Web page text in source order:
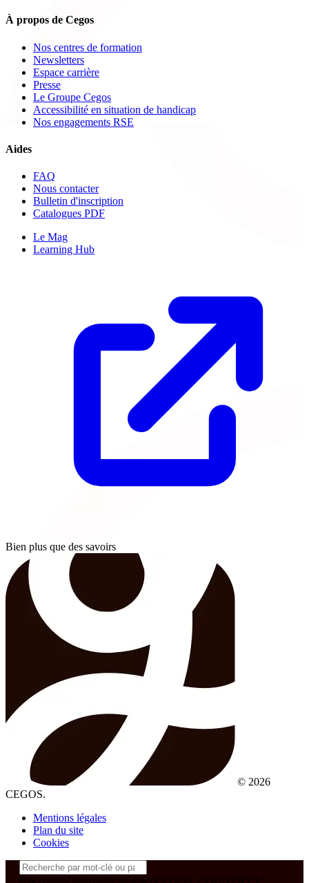
À propos de Cegos
Nos centres de formation
Newsletters
Espace carrière
Presse
Le Groupe Cegos
Accessibilité en situation de handicap
Nos engagements RSE
Aides
FAQ
Nous contacter
Bulletin d'inscription
Catalogues PDF
Le Mag
Learning Hub
Bien plus que des savoirs
© 2026
CEGOS.
Mentions légales
Plan du site
Cookies